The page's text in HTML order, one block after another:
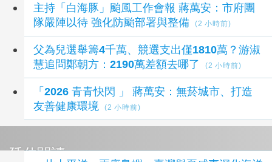
主持「白海豚」颱風工作會報 蔣萬安：市府團
隊嚴陣以待 強化防颱部署與整備
(2 小時前)
父為兒選舉籌4千萬、競選支出僅1810萬？游淑
慧追問鄭朝方：2190萬差額去哪了
(2 小時前)
「2026 青青快閃 」 蔣萬安：無菸城市、打造
友善健康環境
(2 小時前)
延伸閱讀